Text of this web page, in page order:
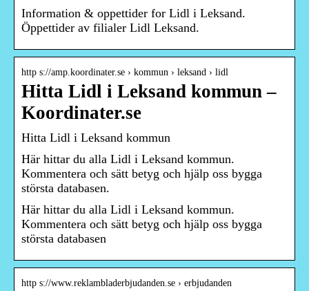
Information & oppettider for Lidl i Leksand.
Öppettider av filialer Lidl Leksand.
http s://amp.koordinater.se › kommun › leksand › lidl
Hitta Lidl i Leksand kommun –
Koordinater.se
Hitta Lidl i Leksand kommun
Här hittar du alla Lidl i Leksand kommun.
Kommentera och sätt betyg och hjälp oss bygga
största databasen.
Här hittar du alla Lidl i Leksand kommun.
Kommentera och sätt betyg och hjälp oss bygga
största databasen
http s://www.reklambladerbjudanden.se › erbjudanden